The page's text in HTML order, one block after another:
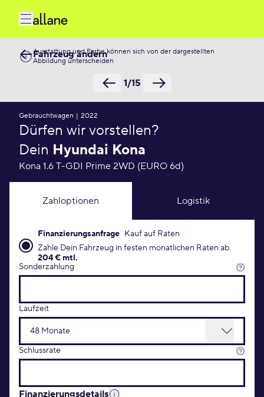
Ausstattung und Farbe können sich von der dargestellten
Abbildung unterscheiden
1/15
Fahrzeug ändern
Gebrauchtwagen | 2022
Dürfen wir vorstellen?
Dein Hyundai Kona
Kona 1.6 T-GDI Prime 2WD (EURO 6d)
Zahloptionen Logistik
Finanzierungsanfrage Konditionen
Finanzierungsanfrage Kauf auf Raten
Zahle Dein Fahrzeug in festen monatlichen Raten ab.
204 € mtl.
Sonderzahlung
Laufzeit
Schlussrate
Finanzierungsdetails